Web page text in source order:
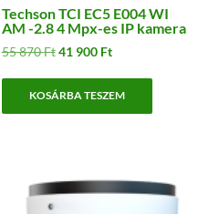
Techson TCI EC5 E004 WI
AM -2.8 4 Mpx-es IP kamera
55 870Ft Original
was:
41 900 FtCurrent
KOSÁRBA TESZEM